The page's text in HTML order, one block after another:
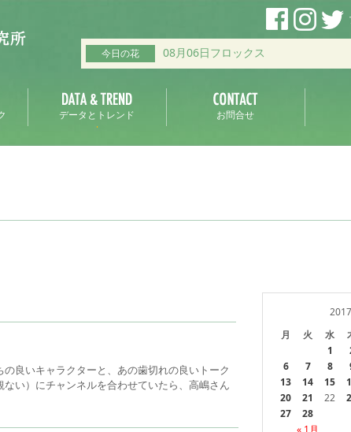
今日の花 08月06日フロックス
データとトレンド お問合せ
良いキャラクターと、あの歯切れの良いトーク
い）にチャンネルを合わせていたら、高嶋さん
月
火 水
« 1月
1
6
7 8
13
14 15
20
21 22
27
28